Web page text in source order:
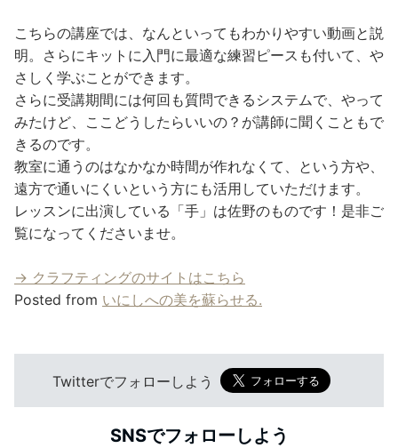
こちらの講座では、なんといってもわかりやすい動画と説
明。さらにキットに入門に最適な練習ピースも付いて、や
さしく学ぶことができます。
さらに受講期間には何回も質問できるシステムで、やって
みたけど、ここどうしたらいいの？が講師に聞くこともで
きるのです。
教室に通うのはなかなか時間が作れなくて、という方や、
遠方で通いにくいという方にも活用していただけます。
レッスンに出演している「手」は佐野のものです！是非ご
覧になってくださいませ。
→ クラフティングのサイトはこちら
Posted from いにしへの美を蘇らせる.
Twitterでフォローしよう
SNSでフォローしよう